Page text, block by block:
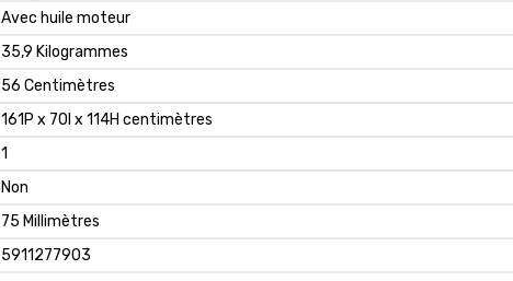
Avec huile moteur
35,9 Kilogrammes
56 Centimètres
161P x 70l x 114H centimètres
1
Non
75 Millimètres
5911277903